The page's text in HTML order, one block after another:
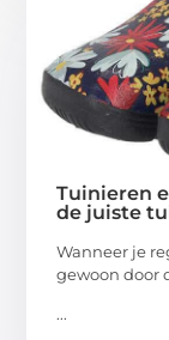
Tuinieren
de juiste
Wanneer je
gewoon door
...